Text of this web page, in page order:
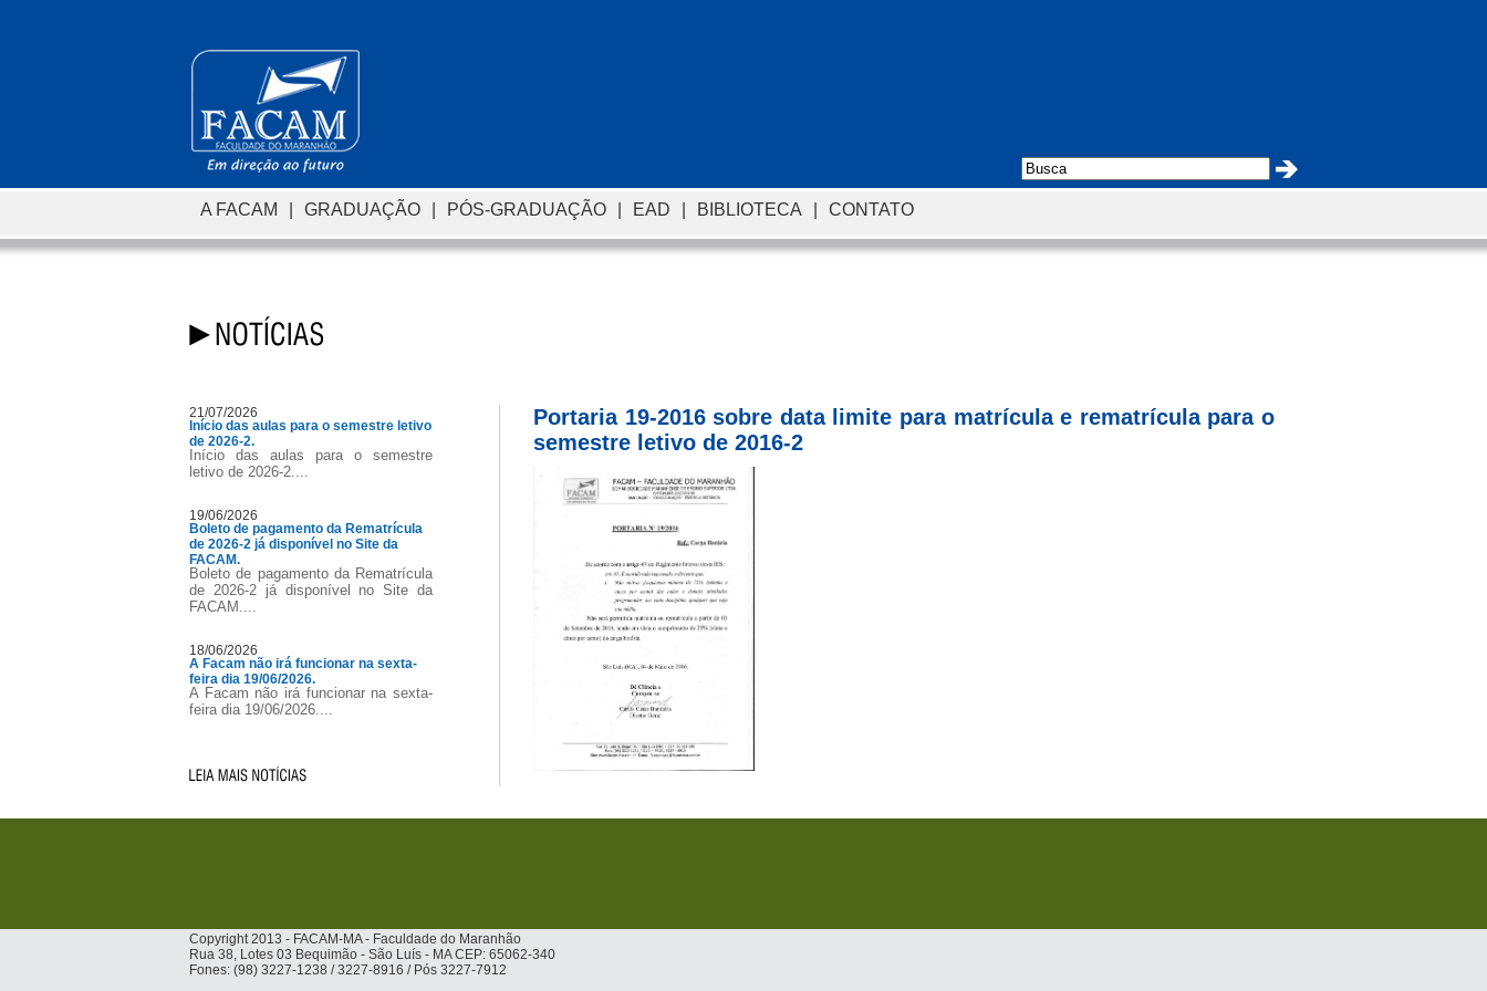
A FACAM | GRADUAÇÃO | PÓS-GRADUAÇÃO | EAD | BIBLIOTECA | CONTATO
21/07/2026
Início das aulas para o semestre letivo
de 2026-2.
Início das aulas para o semestre
letivo de 2026-2....
19/06/2026
Boleto de pagamento da Rematrícula
de 2026-2 já disponível no Site da
FACAM.
Boleto de pagamento da Rematrícula
de 2026-2 já disponível no Site da
FACAM....
18/06/2026
A Facam não irá funcionar na sexta-
feira dia 19/06/2026.
A Facam não irá funcionar na sexta-
feira dia 19/06/2026....
Portaria 19-2016 sobre data limite para matrícula e rematrícula para o
semestre letivo de 2016-2
Copyright 2013 - FACAM-MA - Faculdade do Maranhão
Rua 38, Lotes 03 Bequimão - São Luís - MA CEP: 65062-340
Fones: (98) 3227-1238 / 3227-8916 / Pós 3227-7912